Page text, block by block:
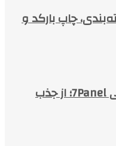
چاپ بارکد و
خدمات شبکه‌های اجتماعی 7Panel؛ از جذب